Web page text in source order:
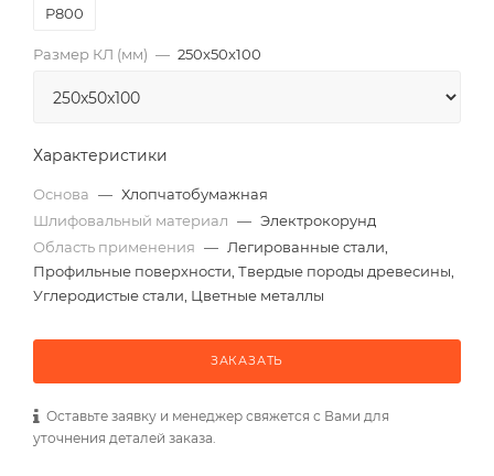
P800
Размер КЛ (мм) — 250x50x100
Характеристики
Основа — Хлопчатобумажная
Шлифовальный материал — Электрокорунд
Область применения — Легированные стали,
Профильные поверхности, Твердые породы древесины,
Углеродистые стали, Цветные металлы
ЗАКАЗАТЬ
Оставьте заявку и менеджер свяжется с Вами для
уточнения деталей заказа.